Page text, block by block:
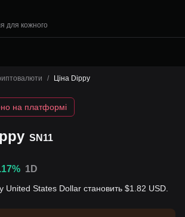
для кожного
/ Ціна Dippy
SN11
на платформі
1D
United States Dollar становить $1.82 USD.